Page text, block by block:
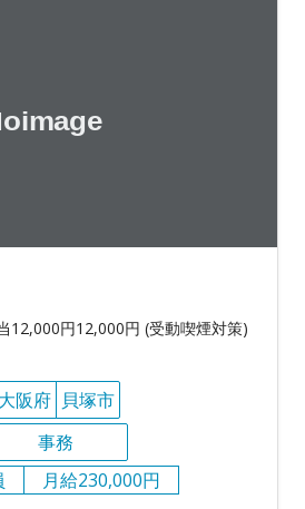
12,000円12,000円 (受動喫煙対策)
大阪府 貝塚市
事務
月給230,000円